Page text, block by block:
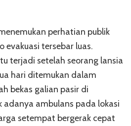
perhatian publik
evakuasi tersebar luas.
terjadi setelah seorang lansia
hari ditemukan dalam
bekas galian pasir di
adanya ambulans pada lokasi
setempat bergerak cepat